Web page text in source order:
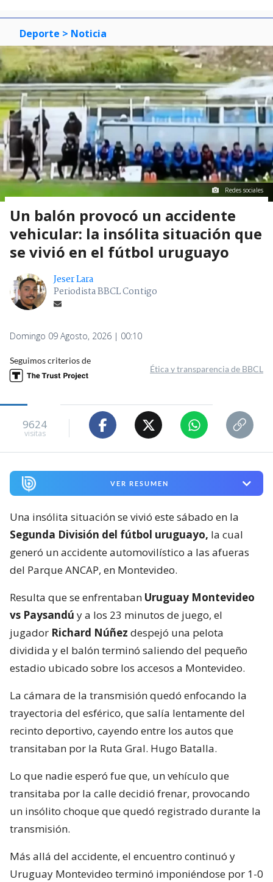
Deporte > Noticia
Redes sociales
Un balón provocó un accidente
vehicular: la insólita situación que
se vivió en el fútbol uruguayo
Jeser Lara
Periodista BBCL Contigo
Domingo 09 Agosto, 2026 | 00:10
Seguimos criterios de
Ética y transparencia de BBCL
9624
visitas
VER RESUMEN
Una insólita situación se vivió este sábado en la
Segunda División del fútbol uruguayo, la cual
generó un accidente automovilístico a las afueras
del Parque ANCAP, en Montevideo.
Resulta que se enfrentaban Uruguay Montevideo
vs Paysandú y a los 23 minutos de juego, el
jugador Richard Núñez despejó una pelota
dividida y el balón terminó saliendo del pequeño
estadio ubicado sobre los accesos a Montevideo.
La cámara de la transmisión quedó enfocando la
trayectoria del esférico, que salía lentamente del
recinto deportivo, cayendo entre los autos que
transitaban por la Ruta Gral. Hugo Batalla.
Lo que nadie esperó fue que, un vehículo que
transitaba por la calle decidió frenar, provocando
un insólito choque que quedó registrado durante la
transmisión.
Más allá del accidente, el encuentro continuó y
Uruguay Montevideo terminó imponiéndose por 1-0